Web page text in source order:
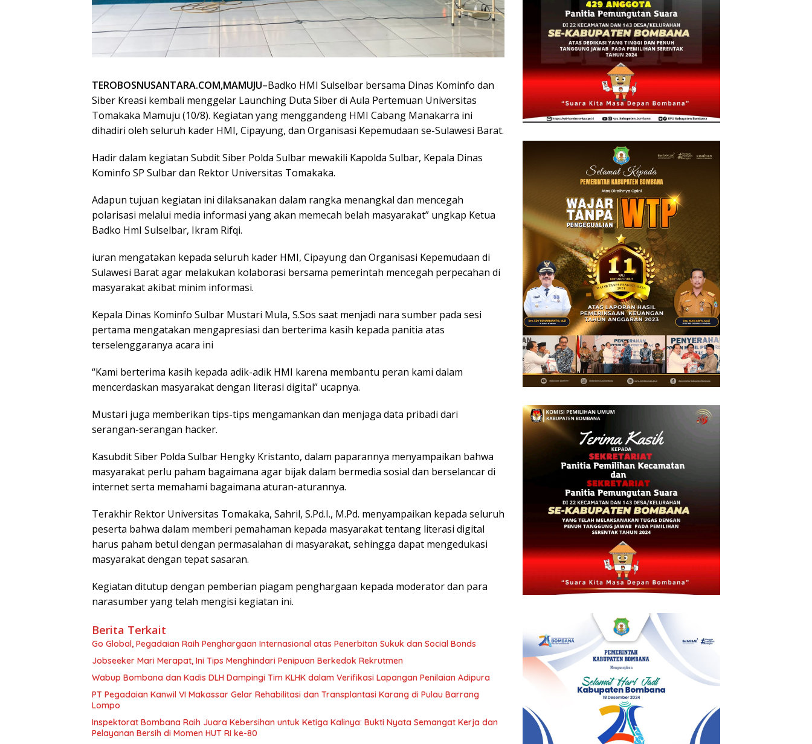
TEROBOSNUSANTARA.COM,MAMUJU–Badko HMI Sulselbar bersama Dinas Kominfo dan
Siber Kreasi kembali menggelar Launching Duta Siber di Aula Pertemuan Universitas
Tomakaka Mamuju (10/8). Kegiatan yang menggandeng HMI Cabang Manakarra ini
dihadiri oleh seluruh kader HMI, Cipayung, dan Organisasi Kepemudaan se-Sulawesi Barat.
Hadir dalam kegiatan Subdit Siber Polda Sulbar mewakili Kapolda Sulbar, Kepala Dinas
Kominfo SP Sulbar dan Rektor Universitas Tomakaka.
Adapun tujuan kegiatan ini dilaksanakan dalam rangka menangkal dan mencegah
polarisasi melalui media informasi yang akan memecah belah masyarakat” ungkap Ketua
Badko HmI Sulselbar, Ikram Rifqi.
iuran mengatakan kepada seluruh kader HMI, Cipayung dan Organisasi Kepemudaan di
Sulawesi Barat agar melakukan kolaborasi bersama pemerintah mencegah perpecahan di
masyarakat akibat minim informasi.
Kepala Dinas Kominfo Sulbar Mustari Mula, S.Sos saat menjadi nara sumber pada sesi
pertama mengatakan mengapresiasi dan berterima kasih kepada panitia atas
terselenggaranya acara ini
“Kami berterima kasih kepada adik-adik HMI karena membantu peran kami dalam
mencerdaskan masyarakat dengan literasi digital” ucapnya.
Mustari juga memberikan tips-tips mengamankan dan menjaga data pribadi dari
serangan-serangan hacker.
Kasubdit Siber Polda Sulbar Hengky Kristanto, dalam paparannya menyampaikan bahwa
masyarakat perlu paham bagaimana agar bijak dalam bermedia sosial dan berselancar di
internet serta memahami bagaimana aturan-aturannya.
Terakhir Rektor Universitas Tomakaka, Sahril, S.Pd.I., M.Pd. menyampaikan kepada seluruh
peserta bahwa dalam memberi pemahaman kepada masyarakat tentang literasi digital
harus paham betul dengan permasalahan di masyarakat, sehingga dapat mengedukasi
masyarakat dengan tepat sasaran.
Kegiatan ditutup dengan pemberian piagam penghargaan kepada moderator dan para
narasumber yang telah mengisi kegiatan ini.
Berita Terkait
Go Global, Pegadaian Raih Penghargaan Internasional atas Penerbitan Sukuk dan Social Bonds
Jobseeker Mari Merapat, Ini Tips Menghindari Penipuan Berkedok Rekrutmen
Wabup Bombana dan Kadis DLH Dampingi Tim KLHK dalam Verifikasi Lapangan Penilaian Adipura
PT Pegadaian Kanwil VI Makassar Gelar Rehabilitasi dan Transplantasi Karang di Pulau Barrang
Lompo
Inspektorat Bombana Raih Juara Kebersihan untuk Ketiga Kalinya: Bukti Nyata Semangat Kerja dan
Pelayanan Bersih di Momen HUT RI ke-80